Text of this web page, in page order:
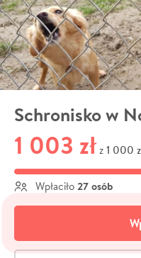
Schronisko w
1 003 zł z 1 000
Wpłaciło 27 osób